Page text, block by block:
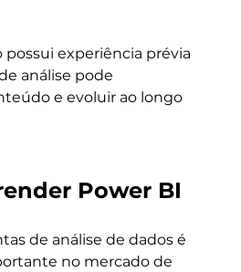
experiência prévia
análise pode
e evoluir ao longo
Power BI
de análise de dados é
no mercado de